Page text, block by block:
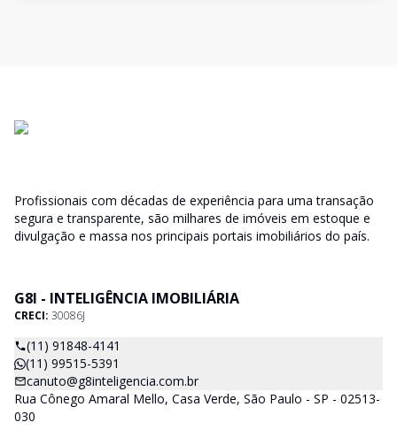
Profissionais com décadas de experiência para uma transação
segura e transparente, são milhares de imóveis em estoque e
divulgação e massa nos principais portais imobiliários do país.
G8I - INTELIGÊNCIA IMOBILIÁRIA
CRECI: 30086J
(11) 91848-4141
(11) 99515-5391
canuto@g8inteligencia.com.br
Rua Cônego Amaral Mello, Casa Verde, São Paulo - SP - 02513-
030